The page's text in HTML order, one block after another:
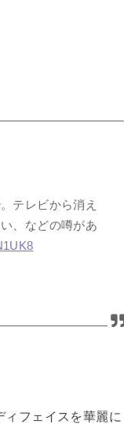
テレビから消え
、などの噂があ
フェイスを華麗に